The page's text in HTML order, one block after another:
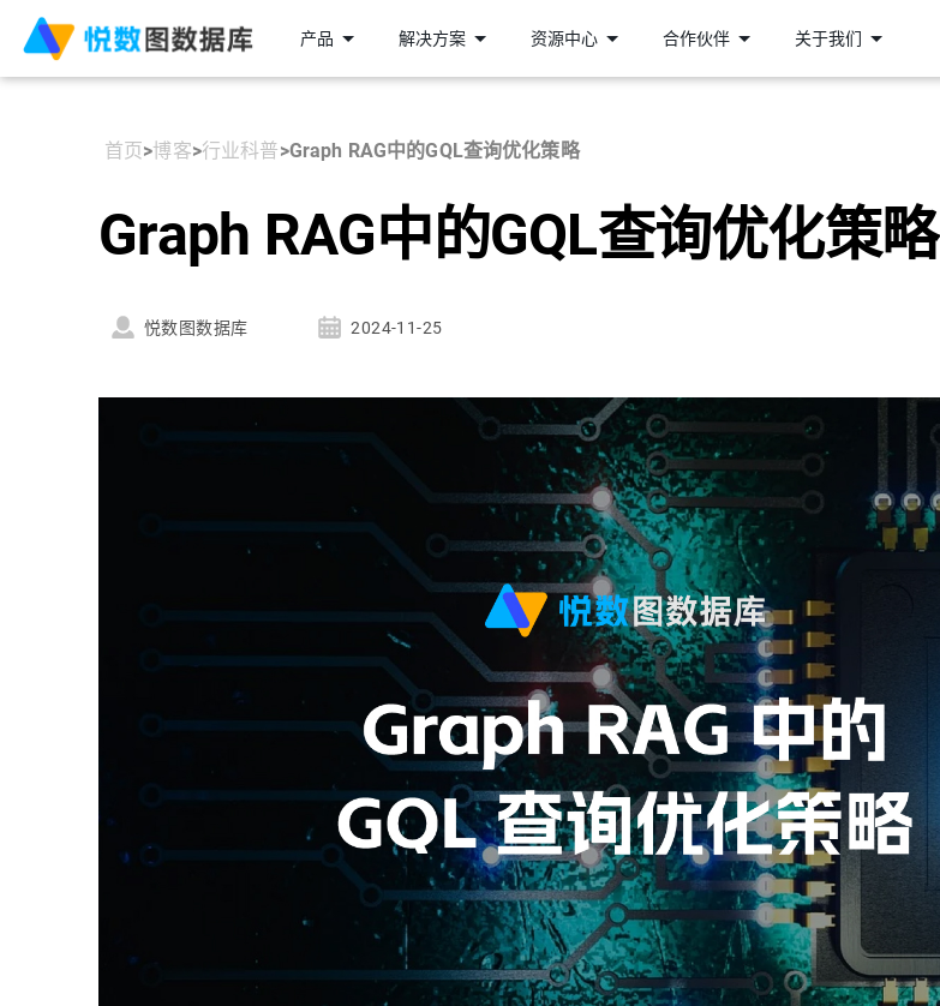
产品 解决方案 资源中心 合作伙伴 关于我们
首页>博客>行业科普>Graph RAG中的GQL查询优化策略
Graph RAG中的GQL查询优化策略
悦数图数据库 2024-11-25